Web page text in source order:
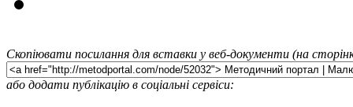
Скопіювати посилання для вставки у веб-документи (на
або додати публікацію в соціальні сервіси: